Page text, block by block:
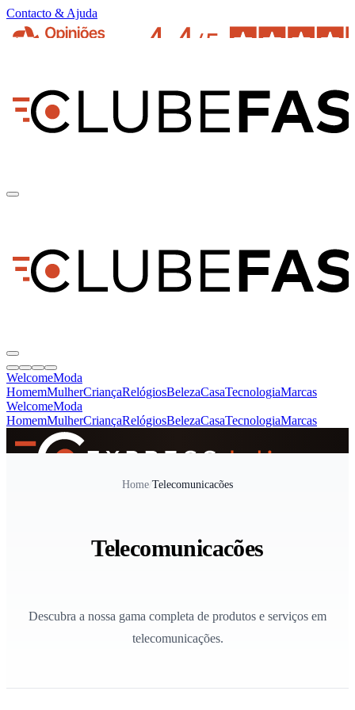
Contacto & Ajuda
WelcomeModa
HomemMulherCriançaRelógiosBelezaCasaTecnologiaMarcas
WelcomeModa
HomemMulherCriançaRelógiosBelezaCasaTecnologiaMarcas
Home/Telecomunicacões
Telecomunicacões
Descubra a nossa gama completa de produtos e serviços em
telecomunicações.